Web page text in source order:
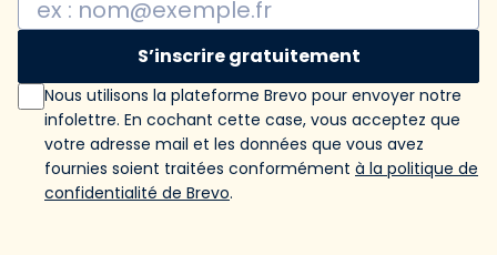
S’inscrire gratuitement
Nous utilisons la plateforme Brevo pour envoyer notre
infolettre. En cochant cette case, vous acceptez que
votre adresse mail et les données que vous avez
fournies soient traitées conformément à la politique de
confidentialité de Brevo.